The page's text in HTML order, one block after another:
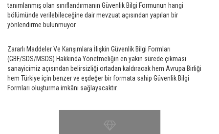
tanımlanmış olan sınıflandırmanın Güvenlik Bilgi Formunun hangi
bölümünde verilebileceğine dair mevzuat açısından yapılan bir
yönlendirme bulunmuyor.
Zararlı Maddeler Ve Karışımlara İlişkin Güvenlik Bilgi Formları
(GBF/SDS/MSDS) Hakkında Yönetmeliğin en yakın sürede çıkması
sanayicimiz açısından belirsizliği ortadan kaldıracak hem Avrupa Birliği
hem Türkiye için benzer ve eşdeğer bir formata sahip Güvenlik Bilgi
Formları oluşturma imkânı sağlayacaktır.